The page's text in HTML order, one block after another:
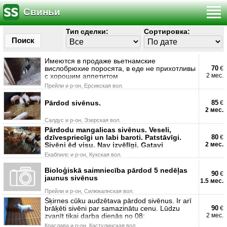
Свиньи
Поиск
Тип сделки: Сортировка:
Имеются в продаже вьетнамские
вислобрюхие поросята, в еде не прихотливы
с хорошим аппетитом
Прейли и р-он, Ерсикская вол.
70 €
2 мес.
Pārdod sivēnus.
Салдус и р-он, Эзерская вол.
85 €
2 мес.
Pārdodu mangalicas sivēnus. Veseli,
dzīvespriecīgi un labi baroti. Patstāvīgi.
Sivēni ēd visu. Nav izvēlīgi. Gatavi
Екабпилс и р-он, Кукская вол.
80 €
2 мес.
Bioloģiskā saimniecība pārdod 5 nedēļas
jaunus sivēnus
Прейли и р-он, Силюкалнская вол.
90 €
1.5 мес.
Šķirnes cūku audzētava pārdod sivēnus. Ir arī
brāķēti sivēni par samazinātu cenu. Lūdzu
zvanīt tikai darba dienās no 08:
Краславa и р-он, Кастулинская вол.
90 €
2 мес.